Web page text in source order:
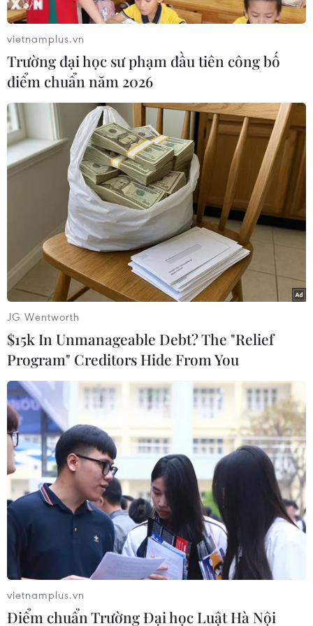
Play
(Vnews/Vietnam+)
#Tai nạn giao thông
#Thành phố Hồ Chí Minh
#Giãn cách xã hội
#Hạn chế lưu thông
Tp. Hồ Chí Minh
vietnamplus.vn
Trường đại học sư phạm đầu tiên công bố
điểm chuẩn năm 2026
JG Wentworth
$15k In Unmanageable Debt? The "Relief
Program" Creditors Hide From You
vietnamplus.vn
Điểm chuẩn Trường Đại học Luật Hà Nội